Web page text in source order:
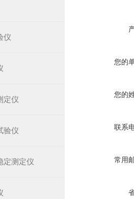
仪
定仪
验仪
定测定仪
您的
您的
联系
常用